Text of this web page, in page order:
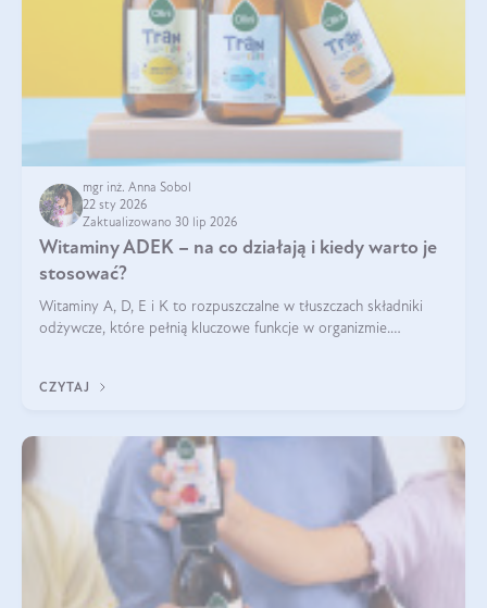
mgr inż. Anna Sobol
22 sty 2026
Zaktualizowano 30 lip 2026
Witaminy ADEK – na co działają i kiedy warto je
stosować?
Witaminy A, D, E i K to rozpuszczalne w tłuszczach składniki
odżywcze, które pełnią kluczowe funkcje w organizmie.
CZYTAJ